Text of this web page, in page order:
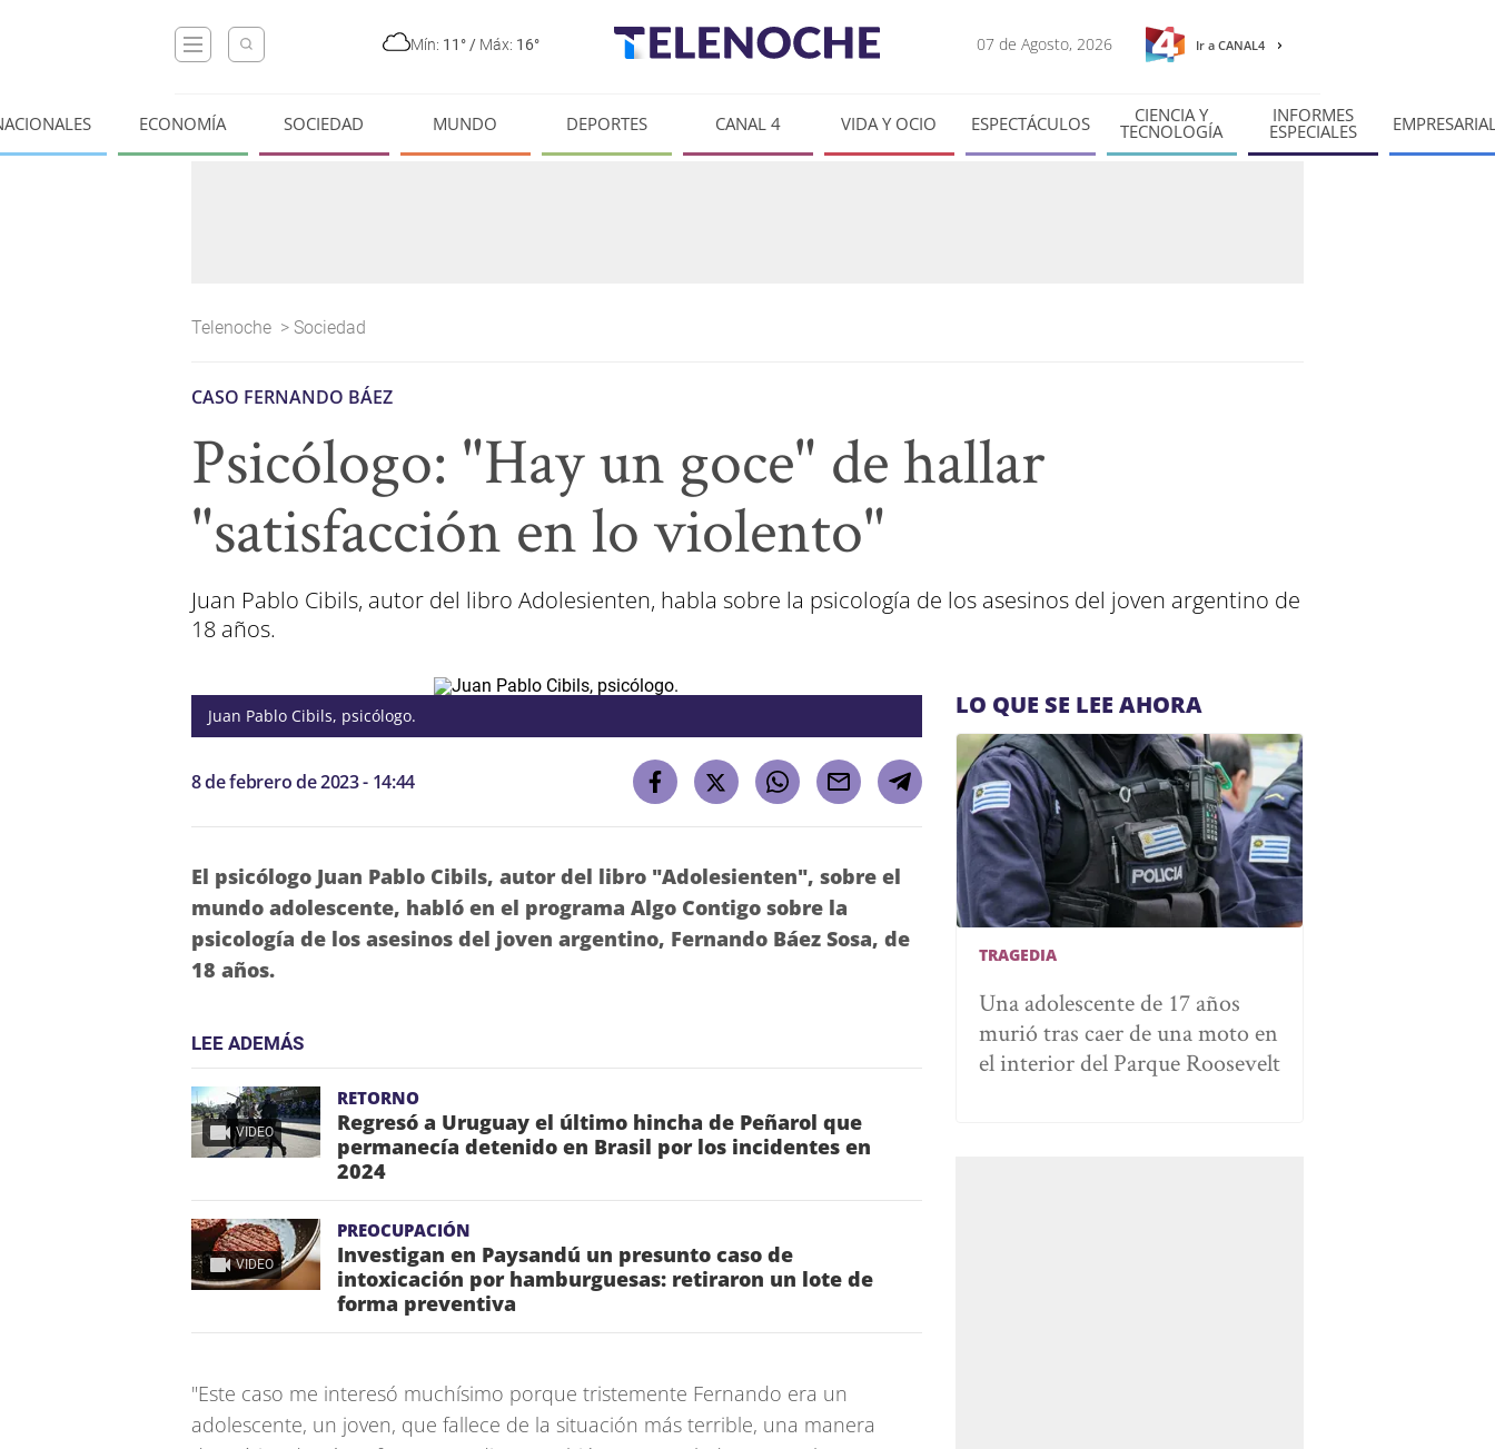
Mín: 11° / Máx: 16° 07 de Agosto, 2026 Ir a CANAL4
ECONOMÍA SOCIEDAD MUNDO DEPORTES CANAL 4 VIDA Y OCIO ESPECTÁCULOS CIENCIA Y
TECNOLOGÍA
INFORMES
ESPECIALES
Telenoche > Sociedad
CASO FERNANDO BÁEZ
Psicólogo: "Hay un goce" de hallar
"satisfacción en lo violento"
Juan Pablo Cibils, autor del libro Adolesienten, habla sobre la psicología de los asesinos del joven argentino de
18 años.
Juan Pablo Cibils, psicólogo.
8 de febrero de 2023 - 14:44
El psicólogo Juan Pablo Cibils, autor del libro "Adolesienten", sobre el
mundo adolescente, habló en el programa Algo Contigo sobre la
psicología de los asesinos del joven argentino, Fernando Báez Sosa, de
18 años.
LEE ADEMÁS
VIDEO
RETORNO
Regresó a Uruguay el último hincha de Peñarol que
permanecía detenido en Brasil por los incidentes en
2024
VIDEO
PREOCUPACIÓN
Investigan en Paysandú un presunto caso de
intoxicación por hamburguesas: retiraron un lote de
forma preventiva
"Este caso me interesó muchísimo porque tristemente Fernando era un
adolescente, un joven, que fallece de la situación más terrible, una manera
LO QUE SE LEE AHORA
TRAGEDIA
Una adolescente de 17 años
murió tras caer de una moto en
el interior del Parque Roosevelt